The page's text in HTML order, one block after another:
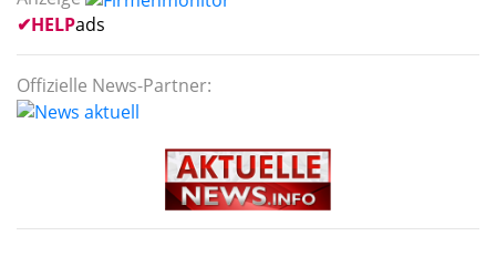
✔HELPads
Offizielle News-Partner: